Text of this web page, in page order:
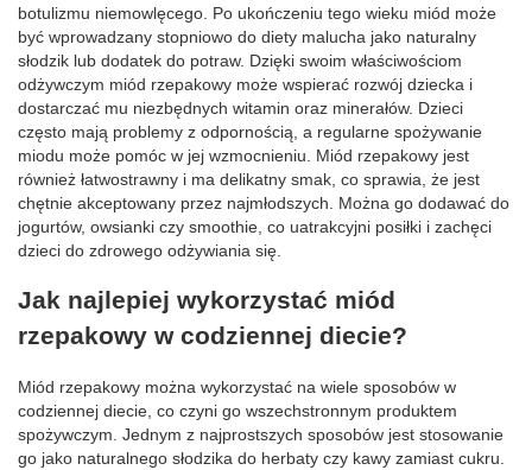
botulizmu niemowlęcego. Po ukończeniu tego wieku miód może
być wprowadzany stopniowo do diety malucha jako naturalny
słodzik lub dodatek do potraw. Dzięki swoim właściwościom
odżywczym miód rzepakowy może wspierać rozwój dziecka i
dostarczać mu niezbędnych witamin oraz minerałów. Dzieci
często mają problemy z odpornością, a regularne spożywanie
miodu może pomóc w jej wzmocnieniu. Miód rzepakowy jest
również łatwostrawny i ma delikatny smak, co sprawia, że jest
chętnie akceptowany przez najmłodszych. Można go dodawać do
jogurtów, owsianki czy smoothie, co uatrakcyjni posiłki i zachęci
dzieci do zdrowego odżywiania się.
Jak najlepiej wykorzystać miód
rzepakowy w codziennej diecie?
Miód rzepakowy można wykorzystać na wiele sposobów w
codziennej diecie, co czyni go wszechstronnym produktem
spożywczym. Jednym z najprostszych sposobów jest stosowanie
go jako naturalnego słodzika do herbaty czy kawy zamiast cukru.